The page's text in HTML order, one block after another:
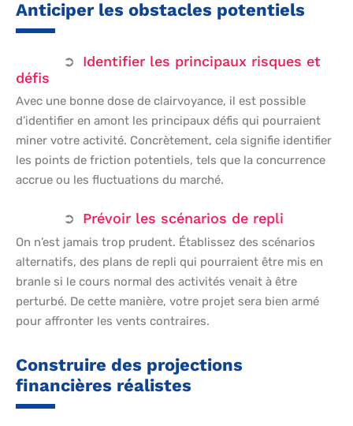
Anticiper les obstacles potentiels
Identifier les principaux risques et
défis
Avec une bonne dose de clairvoyance, il est possible
d’identifier en amont les principaux défis qui pourraient
miner votre activité. Concrètement, cela signifie identifier
les points de friction potentiels, tels que la concurrence
accrue ou les fluctuations du marché.
Prévoir les scénarios de repli
On n’est jamais trop prudent. Établissez des scénarios
alternatifs, des plans de repli qui pourraient être mis en
branle si le cours normal des activités venait à être
perturbé. De cette manière, votre projet sera bien armé
pour affronter les vents contraires.
Construire des projections
financières réalistes